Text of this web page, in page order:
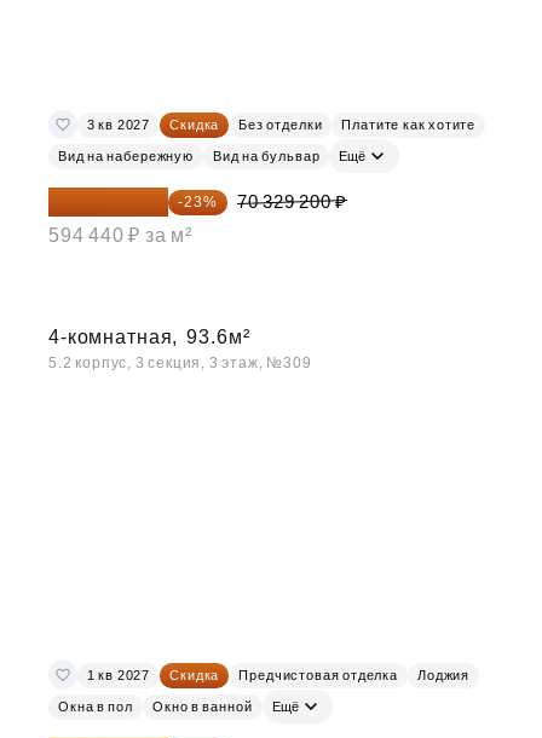
3 кв 2027 Скидка Без отделки Платите как хотите
Вид на набережную Вид на бульвар Ещё
54 153 484 ₽ -23%
70 329 200 ₽
594 440 ₽ за м²
4-комнатная, 93.6м²
5.2 корпус, 3 секция, 3 этаж, №309
1 кв 2027 Скидка Предчистовая отделка Лоджия
Окна в пол Окно в ванной Ещё